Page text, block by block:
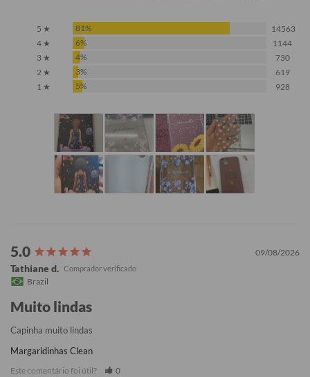
5 ★ 81%
14563
4 ★
6%
1144
3 ★
4%
730
2 ★
3%
619
1 ★
5% 928
09/08/2026
Tathiane d.
Brazil
Muito lindas
Capinha muito lindas
Margaridinhas Clean
Este comentário foi útil? 0